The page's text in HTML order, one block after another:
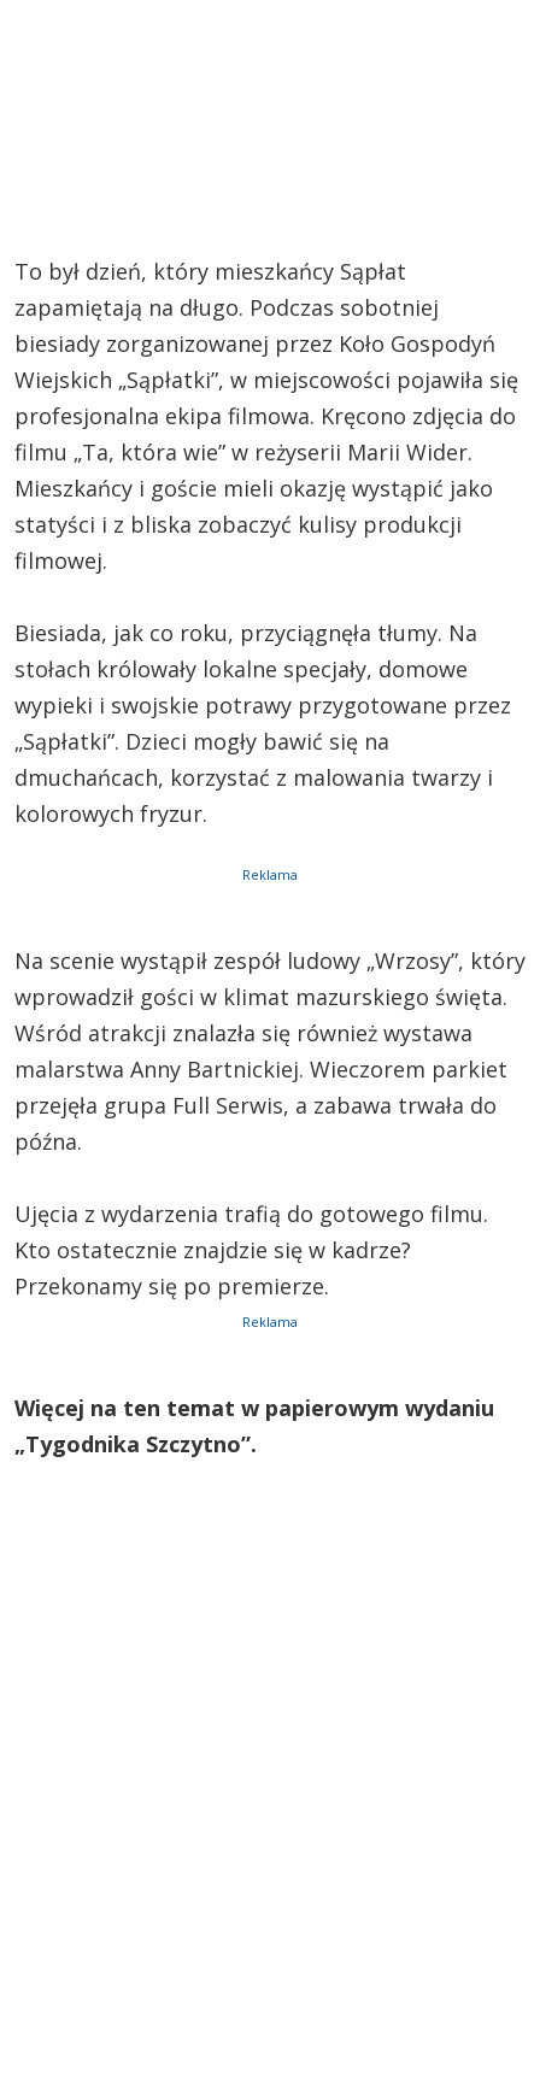
To był dzień, który mieszkańcy Sąpłat
zapamiętają na długo. Podczas sobotniej
biesiady zorganizowanej przez Koło Gospodyń
Wiejskich „Sąpłatki”, w miejscowości pojawiła się
profesjonalna ekipa filmowa. Kręcono zdjęcia do
filmu „Ta, która wie” w reżyserii Marii Wider.
Mieszkańcy i goście mieli okazję wystąpić jako
statyści i z bliska zobaczyć kulisy produkcji
filmowej.
Biesiada, jak co roku, przyciągnęła tłumy. Na
stołach królowały lokalne specjały, domowe
wypieki i swojskie potrawy przygotowane przez
„Sąpłatki”. Dzieci mogły bawić się na
dmuchańcach, korzystać z malowania twarzy i
kolorowych fryzur.
Reklama
Na scenie wystąpił zespół ludowy „Wrzosy”, który
wprowadził gości w klimat mazurskiego święta.
Wśród atrakcji znalazła się również wystawa
malarstwa Anny Bartnickiej. Wieczorem parkiet
przejęła grupa Full Serwis, a zabawa trwała do
późna.
Ujęcia z wydarzenia trafią do gotowego filmu.
Kto ostatecznie znajdzie się w kadrze?
Przekonamy się po premierze.
Reklama
Więcej na ten temat w papierowym wydaniu
„Tygodnika Szczytno”.